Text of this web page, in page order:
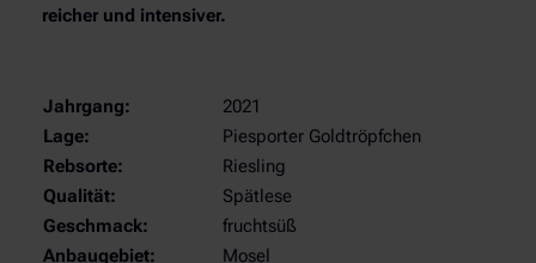
p
n
R
i
e
reicher und intensiver.
Jahrgang:
2021
Lage:
Piesporter Goldtröpfchen
Rebsorte:
Riesling
Qualität:
Spätlese
Geschmack:
fruchtsüß
Anbaugebiet:
Mosel